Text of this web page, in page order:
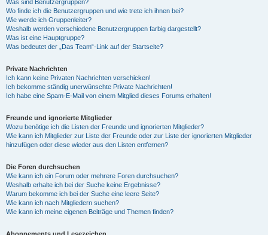
Was sind Benutzergruppen?
Wo finde ich die Benutzergruppen und wie trete ich ihnen bei?
Wie werde ich Gruppenleiter?
Weshalb werden verschiedene Benutzergruppen farbig dargestellt?
Was ist eine Hauptgruppe?
Was bedeutet der „Das Team“-Link auf der Startseite?
Private Nachrichten
Ich kann keine Privaten Nachrichten verschicken!
Ich bekomme ständig unerwünschte Private Nachrichten!
Ich habe eine Spam-E-Mail von einem Mitglied dieses Forums erhalten!
Freunde und ignorierte Mitglieder
Wozu benötige ich die Listen der Freunde und ignorierten Mitglieder?
Wie kann ich Mitglieder zur Liste der Freunde oder zur Liste der ignorierten Mitglieder
hinzufügen oder diese wieder aus den Listen entfernen?
Die Foren durchsuchen
Wie kann ich ein Forum oder mehrere Foren durchsuchen?
Weshalb erhalte ich bei der Suche keine Ergebnisse?
Warum bekomme ich bei der Suche eine leere Seite?
Wie kann ich nach Mitgliedern suchen?
Wie kann ich meine eigenen Beiträge und Themen finden?